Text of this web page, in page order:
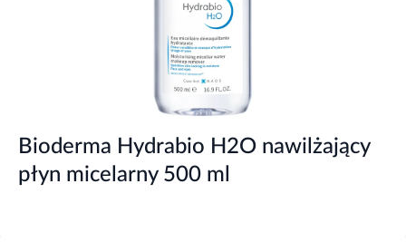
Bioderma Hydrabio H2O nawilżający
płyn micelarny 500 ml